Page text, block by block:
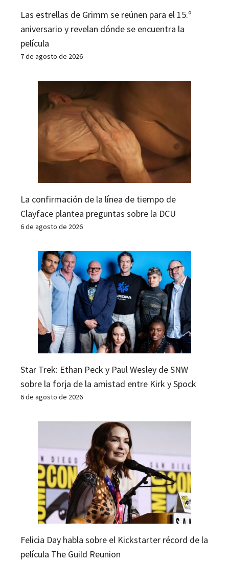
Las estrellas de Grimm se reúnen para el 15.º
aniversario y revelan dónde se encuentra la
película
7 de agosto de 2026
La confirmación de la línea de tiempo de
Clayface plantea preguntas sobre la DCU
6 de agosto de 2026
Star Trek: Ethan Peck y Paul Wesley de SNW
sobre la forja de la amistad entre Kirk y Spock
6 de agosto de 2026
Felicia Day habla sobre el Kickstarter récord de la
película The Guild Reunion